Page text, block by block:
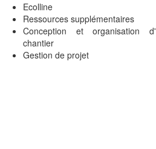
Ecolline
Ressources supplémentaires
Conception et organisation
chantier
Gestion de projet